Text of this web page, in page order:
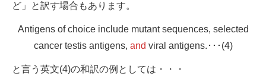
ど」と訳す場合もあります。
Antigens of choice include mutant sequences, selected
cancer testis antigens, and viral antigens.･･･(4)
と言う英文(4)の和訳の例としては・・・